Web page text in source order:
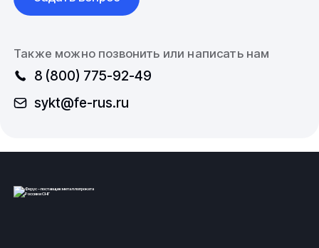
Также можно позвонить или написать нам
8 (800) 775-92-49
sykt@fe-rus.ru